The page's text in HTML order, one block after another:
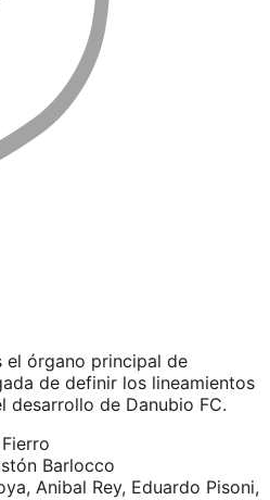
el órgano principal de
de definir los lineamientos
de Danubio FC.
Barlocco
Anibal Rey, Eduardo Pisoni,